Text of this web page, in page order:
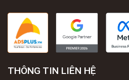
THÔNG TIN LIÊN HỆ